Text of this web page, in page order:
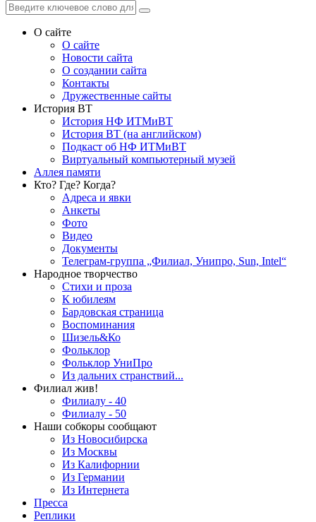
О сайте
О сайте
Новости сайта
О создании сайта
Контакты
Дружественные сайты
История ВТ
История НФ ИТМиВТ
История ВТ (на английском)
Подкаст об НФ ИТМиВТ
Виртуальный компьютерный музей
Аллея памяти
Кто? Где? Когда?
Адреса и явки
Анкеты
Фото
Видео
Документы
Телеграм-группа „Филиал, Унипро, Sun, Intel“
Народное творчество
Стихи и проза
К юбилеям
Бардовская страница
Воспоминания
Шизель&Ко
Фольклор
Фольклор УниПро
Из дальних странствий...
Филиал жив!
Филиалу - 40
Филиалу - 50
Наши собкоры сообщают
Из Новосибирска
Из Москвы
Из Калифорнии
Из Германии
Из Интернета
Пресса
Реплики